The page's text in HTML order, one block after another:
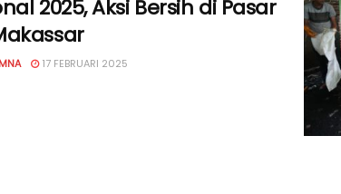
2025, Aksi Bersih di Pasar
17 FEBRUARI 2025